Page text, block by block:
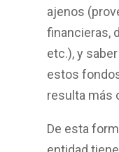
ajenos
financieras,
etc.), y
estos
resulta más
De esta